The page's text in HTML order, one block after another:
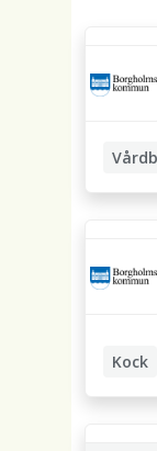
Kock